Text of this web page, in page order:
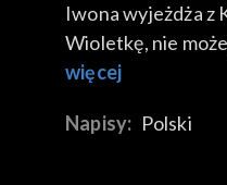
Iwona wyjeżdża z
Wioletkę, nie
obiecanych
więcej
Napisy: Polski